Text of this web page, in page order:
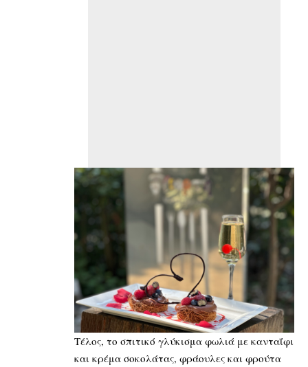
Τέλος, το σπιτικό γλύκισμα φωλιά με κανταΐφι
και κρέμα σοκολάτας, φράουλες και φρούτα